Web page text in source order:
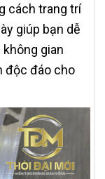
cách trang trí
giúp bạn dễ
gian
độc đáo cho